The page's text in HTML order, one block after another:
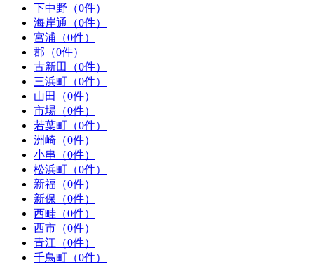
下中野（0件）
海岸通（0件）
宮浦（0件）
郡（0件）
古新田（0件）
三浜町（0件）
山田（0件）
市場（0件）
若葉町（0件）
洲崎（0件）
小串（0件）
松浜町（0件）
新福（0件）
新保（0件）
西畦（0件）
西市（0件）
青江（0件）
千鳥町（0件）